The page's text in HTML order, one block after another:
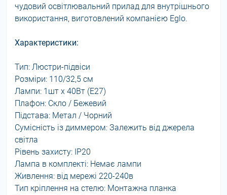
чудовий освітлювальний прилад для внутрішнього
використання, виготовлений компанією Eglo.
Характеристики:
Тип: Люстри-підвіси
Розміри: 110/32,5 см
Лампи: 1шт x 40Вт (E27)
Плафон: Скло / Бежевий
Підстава: Метал / Чорний
Сумісність із диммером: Залежить від джерела
світла
Рівень захисту: IP20
Лампа в комплекті: Немає лампи
Живлення: від мережі 220-240в
Тип кріплення на стелю: Монтажна планка